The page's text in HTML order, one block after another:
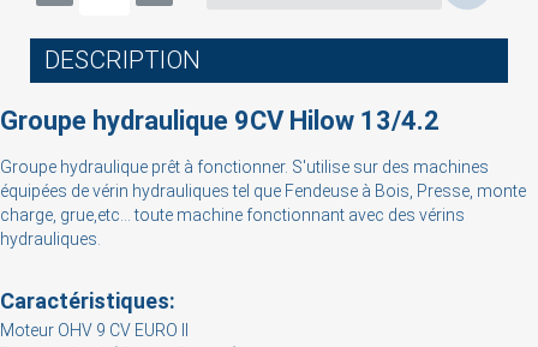
DESCRIPTION
Groupe hydraulique 9CV Hilow 13/4.2
Groupe hydraulique prêt à fonctionner. S'utilise sur des machines
équipées de vérin hydrauliques tel que Fendeuse à Bois, Presse, monte
charge, grue,etc... toute machine fonctionnant avec des vérins
hydrauliques.
Caractéristiques:
Moteur OHV 9 CV EURO II
Sign in
You need to be logged in to save products in your
wish list.